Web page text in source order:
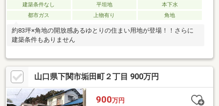
建築条件なし 平坦地
本下水
都市ガス
上物有り 角地
約83坪×角地の開放感あるゆとりの住まい用地が登場！！さらに
建築条件もありません
山口県下関市垢田町２丁目 900万円
900万円